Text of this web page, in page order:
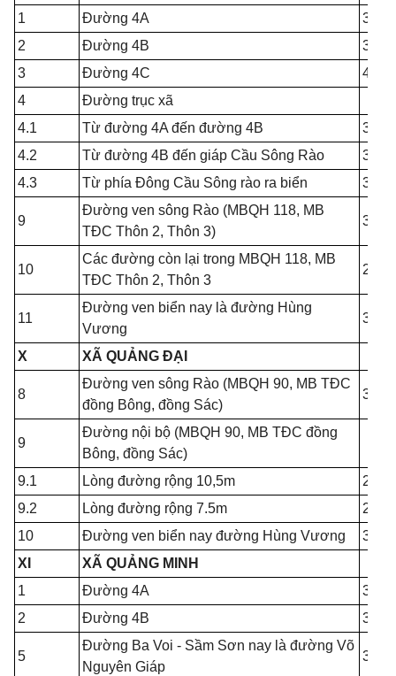
1
Đường 4A
2
Đường 4B
3
Đường 4C
4
Đường trục xã
4.1
Từ đường 4A đến đường 4B
4.2
Từ đường 4B đến giáp Cầu Sông Rào
4.3
Từ phía Đông Cầu Sông rào ra biển
9
Đường ven sông Rào (MBQH 118, MB
TĐC Thôn 2, Thôn 3)
10
Các đường còn lại trong MBQH 118, MB
TĐC Thôn 2, Thôn 3
11
Đường ven biển nay là đường Hùng
Vương
X XÃ QUẢNG ĐẠI
8
Đường ven sông Rào (MBQH 90, MB TĐC
đồng Bông, đồng Sác)
9
Đường nội bộ (MBQH 90, MB TĐC đồng
Bông, đồng Sác)
9.1
Lòng đường rộng 10,5m
9.2
Lòng đường rộng 7.5m
10
Đường ven biển nay đường Hùng Vương
XI
XÃ QUẢNG MINH
1
Đường 4A
2
Đường 4B
5
Đường Ba Voi - Sầm Sơn nay là đường Võ
Nguyên Giáp